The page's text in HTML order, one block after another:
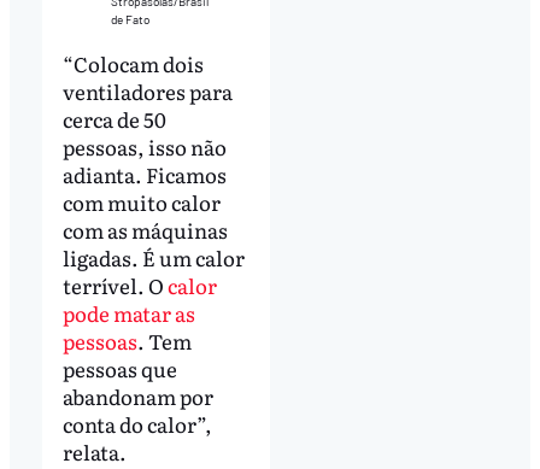
de Fato
“Colocam dois
ventiladores para
cerca de 50
pessoas, isso não
adianta. Ficamos
com muito calor
com as máquinas
ligadas. É um calor
terrível. Ocalor
pode matar as
pessoas. Tem
pessoas que
abandonam por
conta do calor”,
relata.